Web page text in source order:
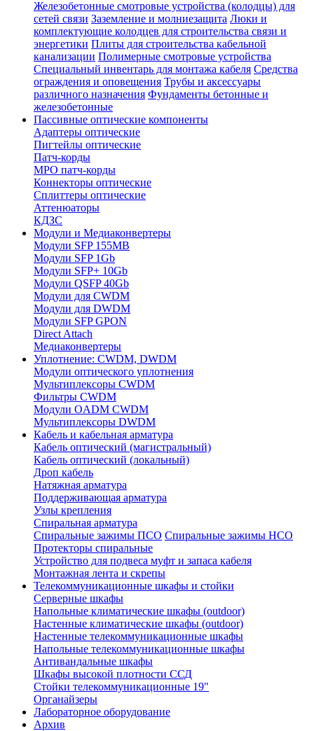
Железобетонные смотровые устройства (колодцы) для
сетей связи Заземление и молниезащита Люки и
комплектующие колодцев для строительства связи и
энергетики Плиты для строительства кабельной
канализации Полимерные смотровые устройства
Специальный инвентарь для монтажа кабеля Средства
ограждения и оповещения Трубы и аксессуары
различного назначения Фундаменты бетонные и
железобетонные
Пассивные оптические компоненты
Адаптеры оптические
Пигтейлы оптические
Патч-корды
MPO патч-корды
Коннекторы оптические
Сплиттеры оптические
Аттенюаторы
КДЗС
Модули и Медиаконвертеры
Модули SFP 155MB
Модули SFP 1Gb
Модули SFP+ 10Gb
Модули QSFP 40Gb
Модули для CWDM
Модули для DWDM
Модули SFP GPON
Direct Attach
Медиаконвертеры
Уплотнение: CWDM, DWDM
Модули оптического уплотнения
Мультиплексоры CWDM
Фильтры CWDM
Модули OADM CWDM
Мультиплексоры DWDM
Кабель и кабельная арматура
Кабель оптический (магистральный)
Кабель оптический (локальный)
Дроп кабель
Натяжная арматура
Поддерживающая арматура
Узлы крепления
Спиральная арматура
Спиральные зажимы ПСО Спиральные зажимы НСО
Протекторы спиральные
Устройство для подвеса муфт и запаса кабеля
Монтажная лента и скрепы
Телекоммуникационные шкафы и стойки
Серверные шкафы
Напольные климатические шкафы (outdoor)
Настенные климатические шкафы (outdoor)
Настенные телекоммуникационные шкафы
Напольные телекоммуникационные шкафы
Антивандальные шкафы
Шкафы высокой плотности ССД
Стойки телекоммуникационные 19"
Органайзеры
Лабораторное оборудование
Архив